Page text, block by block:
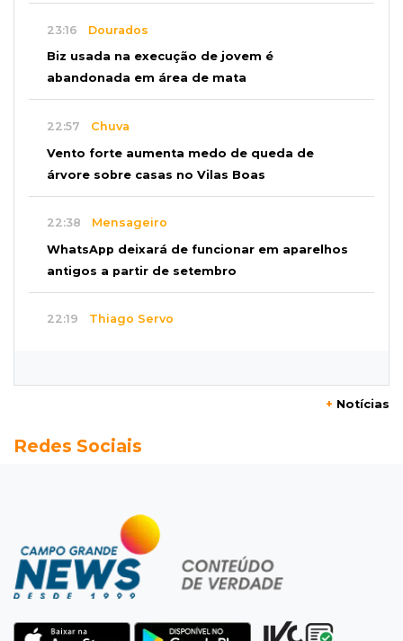
23:16 Dourados
Biz usada na execução de jovem é
abandonada em área de mata
22:57 Chuva
Vento forte aumenta medo de queda de
árvore sobre casas no Vilas Boas
22:38 Mensageiro
WhatsApp deixará de funcionar em aparelhos
antigos a partir de setembro
22:19 Thiago Servo
Semana vai começar com 909 novas
Flagrante
Motorista atinge carro parado, perde
retrovisor e foge no Jardim Antártica
“Sinto que ela está por perto”, diz mãe de
+ Notícias
Redes Sociais